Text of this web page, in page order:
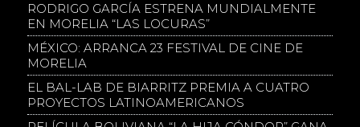
RODRIGO GARCÍA ESTRENA MUNDIALMENTE
EN MORELIA “LAS LOCURAS”
MÉXICO: ARRANCA 23 FESTIVAL DE CINE DE
MORELIA
EL BAL-LAB DE BIARRITZ PREMIA A CUATRO
PROYECTOS LATINOAMERICANOS